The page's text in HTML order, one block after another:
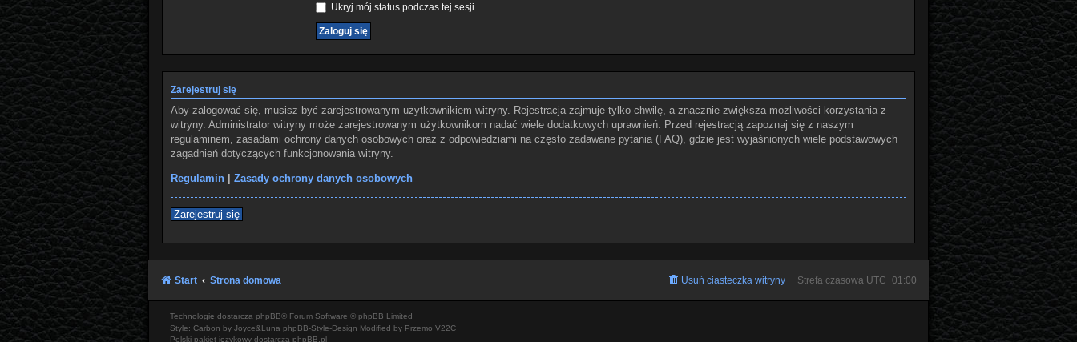
Ukryj mój status podczas tej sesji
Zarejestruj się
Aby zalogować się, musisz być zarejestrowanym użytkownikiem witryny. Rejestracja zajmuje tylko chwilę, a znacznie zwiększa możliwości korzystania z
witryny. Administrator witryny może zarejestrowanym użytkownikom nadać wiele dodatkowych uprawnień. Przed rejestracją zapoznaj się z naszym
regulaminem, zasadami ochrony danych osobowych oraz z odpowiedziami na często zadawane pytania (FAQ), gdzie jest wyjaśnionych wiele podstawowych
zagadnień dotyczących funkcjonowania witryny.
Regulamin| Zasady ochrony danych osobowych
Zarejestruj się
Start Strona domowa Strefa czasowa UTC+01:00
Usuń ciasteczka witryny
Technologię dostarcza phpBB® Forum Software © phpBB Limited
Style: Carbon by Joyce&Luna phpBB-Style-Design Modified by Przemo V22C
Polski pakiet językowy dostarcza phpBB.pl